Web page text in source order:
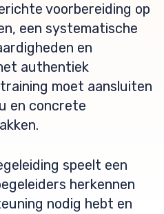
voorbereiding op
een systematische
en
authentiek
moet aansluiten
en concrete
speelt een
herkennen
nodig hebt en